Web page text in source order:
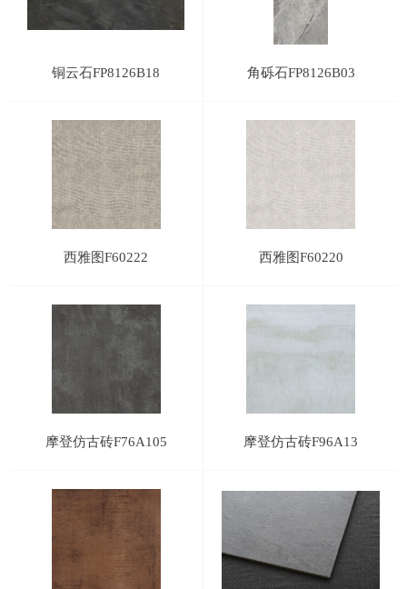
铜云石FP8126B18 角砾石FP8126B03
西雅图F60222 西雅图F60220
摩登仿古砖F76A105 摩登仿古砖F96A13